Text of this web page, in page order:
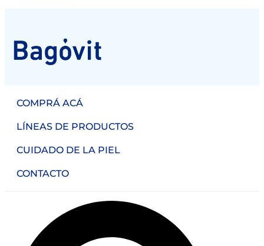
COMPRÁ ACÁ
LÍNEAS DE PRODUCTOS
CUIDADO DE LA PIEL
CONTACTO